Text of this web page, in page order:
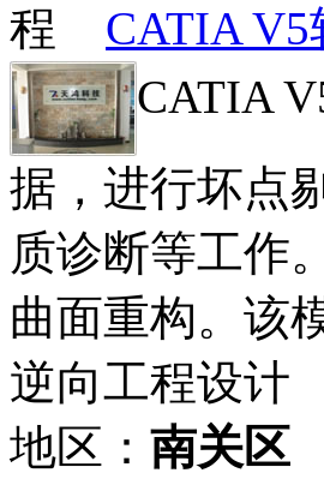
CATIA
CATIA
据，进行坏点
质诊断等工作
曲面重构。该
逆向工程设计
地区： 南关区